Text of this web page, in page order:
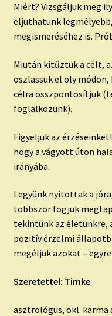
Miért? Vizsgáljuk meg
eljuthatunk
megismeréséhez is.
Miután kitűztük a célt,
oszlassuk el oly
célra összpontosítjuk
foglalkozunk).
Figyeljük az
hogy a vágyott úton
irányába.
Legyünk nyitottak a
többször fogjuk
tekintünk az életünkre,
pozitív érzelmi
megéljük azokat –
Szeretettel: Timke
asztrológus, okl. karma